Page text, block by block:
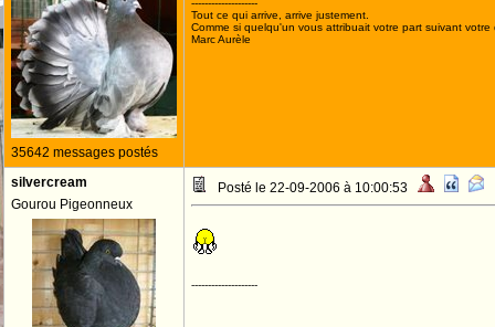
35642 messages postés
--------------------
Tout ce qui arrive, arrive justement.
Comme si quelqu'un vous attribuait votre part suivant votre
Marc Aurèle
silvercream
Gourou Pigeonneux
Posté le 22-09-2006 à 10:00:53
--------------------